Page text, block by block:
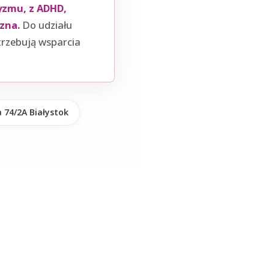
z ADHD,
Do udziału
wsparcia
2A Białystok